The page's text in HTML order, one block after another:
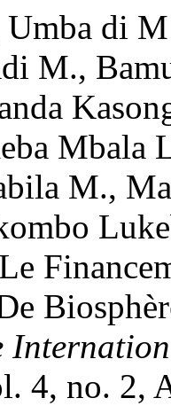
di
M.,
Mbala
M.,
4, no. 2,